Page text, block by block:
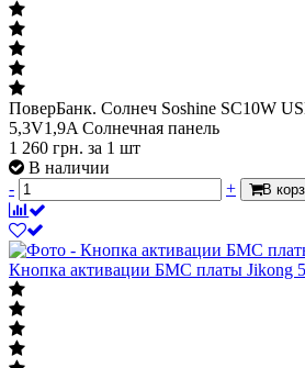
ПоверБанк. Солнеч Soshine SC10W
5,3V1,9A Солнечная панель
1 260 грн. за 1 шт
В наличии
-
+ В
Кнопка активации БМС платы Jikong